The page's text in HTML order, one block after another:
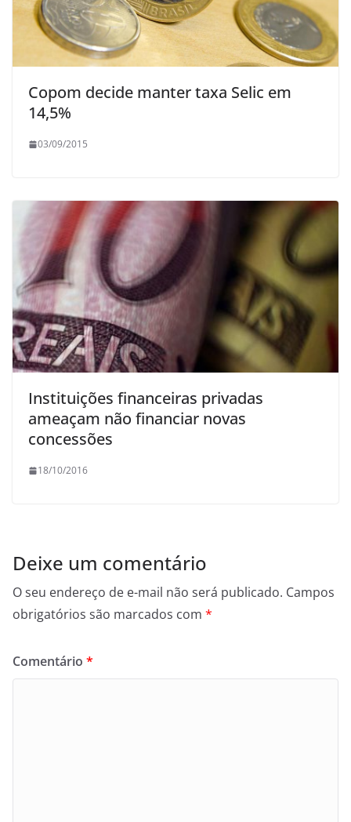
Copom decide manter taxa Selic em
14,5%
03/09/2015
Instituições financeiras privadas
ameaçam não financiar novas
concessões
18/10/2016
Deixe um comentário
O seu endereço de e-mail não será publicado. Campos
obrigatórios são marcados com *
Comentário *